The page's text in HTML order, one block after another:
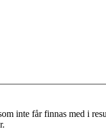
inte får finnas med i